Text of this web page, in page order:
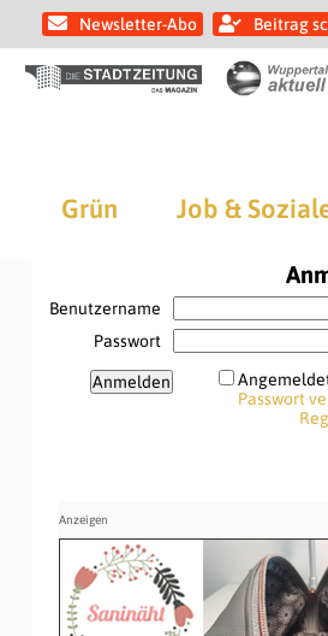
Newsletter-Abo Beitrag
Grün Job &
Benutzername
Passwort
Passwort